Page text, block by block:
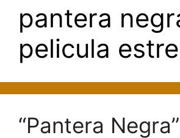
pantera
pelicula
“Pantera